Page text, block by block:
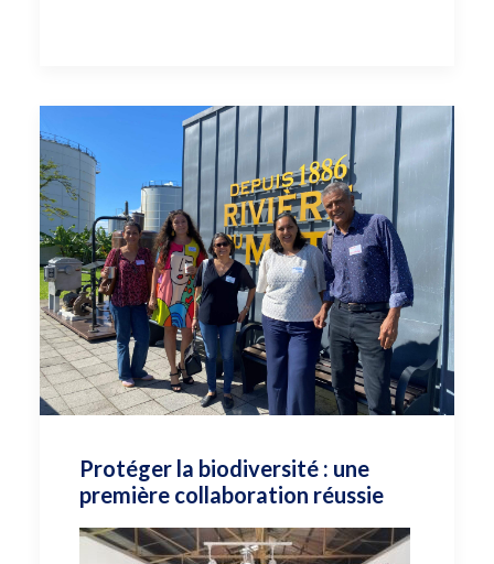
Protéger la biodiversité : une
première collaboration réussie